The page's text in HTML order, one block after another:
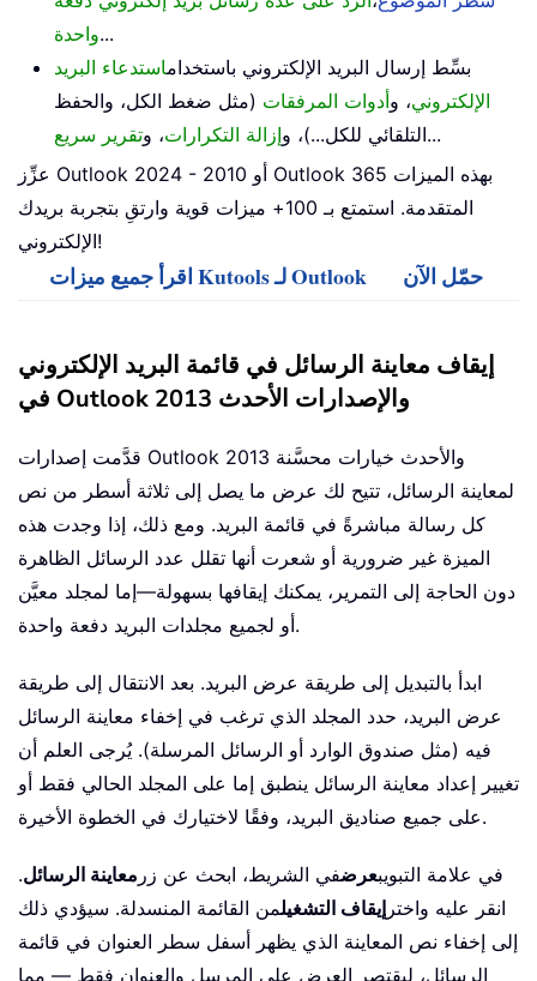
واحدة...
بسِّط إرسال البريد الإلكتروني باستخداماستدعاء البريد
الإلكتروني، وأدوات المرفقات (مثل ضغط الكل، والحفظ
التلقائي للكل...)، وإزالة التكرارات، وتقرير سريع
...
عزِّز Outlook 2024 - 2010 أو Outlook 365 بهذه الميزات
المتقدمة. استمتع بـ 100+ ميزات قوية وارتقِ بتجربة بريدك
الإلكتروني!
اقرأ جميع ميزات Kutools لـ Outlook حمّل الآن
إيقاف معاينة الرسائل في قائمة البريد الإلكتروني
في Outlook 2013 والإصدارات الأحدث
قدَّمت إصدارات Outlook 2013 والأحدث خيارات محسَّنة
لمعاينة الرسائل، تتيح لك عرض ما يصل إلى ثلاثة أسطر من نص
كل رسالة مباشرةً في قائمة البريد. ومع ذلك، إذا وجدت هذه
الميزة غير ضرورية أو شعرت أنها تقلل عدد الرسائل الظاهرة
دون الحاجة إلى التمرير، يمكنك إيقافها بسهولة—إما لمجلد معيَّن
أو لجميع مجلدات البريد دفعة واحدة.
ابدأ بالتبديل إلى طريقة عرض البريد. بعد الانتقال إلى طريقة
عرض البريد، حدد المجلد الذي ترغب في إخفاء معاينة الرسائل
فيه (مثل صندوق الوارد أو الرسائل المرسلة). يُرجى العلم أن
تغيير إعداد معاينة الرسائل ينطبق إما على المجلد الحالي فقط أو
على جميع صناديق البريد، وفقًا لاختيارك في الخطوة الأخيرة.
في علامة التبويبعرضفي الشريط، ابحث عن زر معاينة الرسائل.
انقر عليه واختر إيقاف التشغيلمن القائمة المنسدلة. سيؤدي ذلك
إلى إخفاء نص المعاينة الذي يظهر أسفل سطر العنوان في قائمة
الرسائل، ليقتصر العرض على المرسِل والعنوان فقط — مما